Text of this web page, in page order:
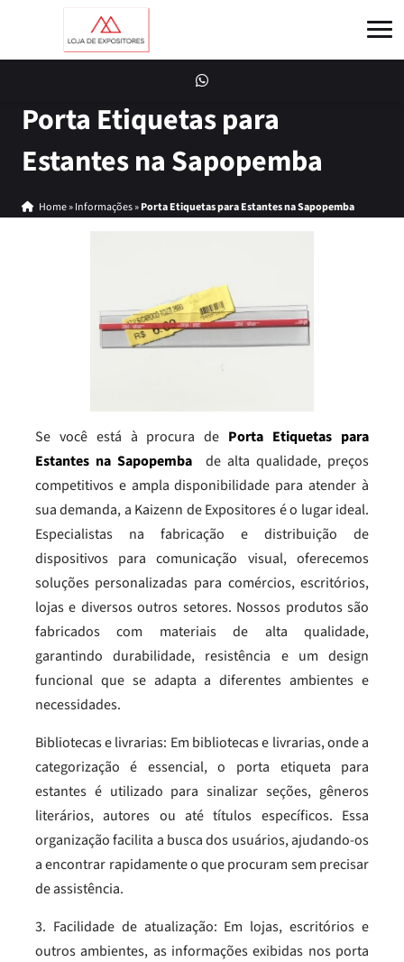
Porta Etiquetas para
Estantes na Sapopemba
Home»Informações»Porta Etiquetas para Estantes na Sapopemba
Se você está à procura de Porta Etiquetas para
Estantes na Sapopemba de alta qualidade, preços
competitivos e ampla disponibilidade para atender à
sua demanda, a Kaizenn de Expositores é o lugar ideal.
Especialistas na fabricação e distribuição de
dispositivos para comunicação visual, oferecemos
soluções personalizadas para comércios, escritórios,
lojas e diversos outros setores. Nossos produtos são
fabricados com materiais de alta qualidade,
garantindo durabilidade, resistência e um design
funcional que se adapta a diferentes ambientes e
necessidades.
Bibliotecas e livrarias: Em bibliotecas e livrarias, onde a
categorização é essencial, o porta etiqueta para
estantes é utilizado para sinalizar seções, gêneros
literários, autores ou até títulos específicos. Essa
organização facilita a busca dos usuários, ajudando-os
a encontrar rapidamente o que procuram sem precisar
de assistência.
3. Facilidade de atualização: Em lojas, escritórios e
outros ambientes, as informações exibidas nos porta